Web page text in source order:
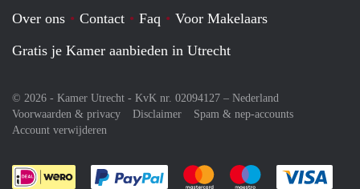
Over ons Contact Faq
Voor Makelaars
Gratis je Kamer aanbieden in Utrecht
© 2026 - Kamer Utrecht - KvK nr. 02094127 – Nederland
Voorwaarden & privacy
Disclaimer
Spam & nep-accounts
Account verwijderen
Je rekent gemakkelijk af met Paypal
Je rekent gemakkelijk af met
Je rekent